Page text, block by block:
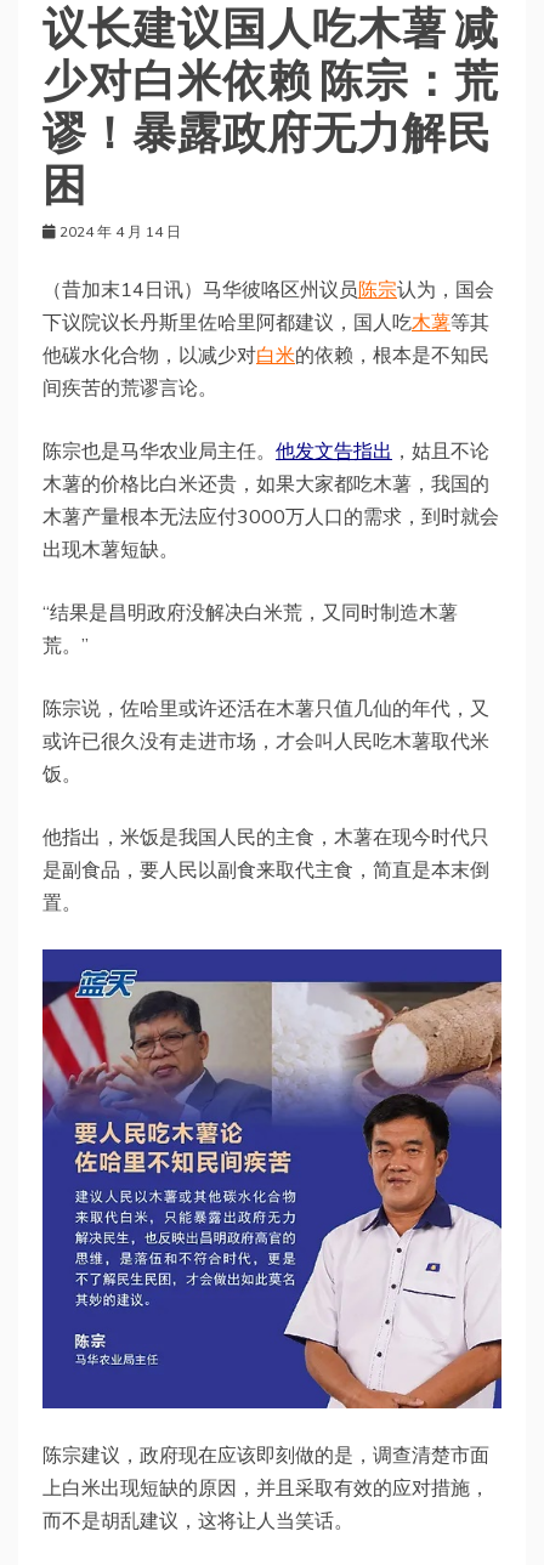
议长建议国人吃木薯 减
少对白米依赖 陈宗：荒
谬！暴露政府无力解民
困
2024 年 4 月 14 日
（昔加末14日讯）马华彼咯区州议员陈宗认为，国会
下议院议长丹斯里佐哈里阿都建议，国人吃木薯等其
他碳水化合物，以减少对白米的依赖，根本是不知民
间疾苦的荒谬言论。
陈宗也是马华农业局主任。 他发文告指出 ，姑且不论
木薯的价格比白米还贵，如果大家都吃木薯，我国的
木薯产量根本无法应付3000万人口的需求，到时就会
出现木薯短缺。
“结果是昌明政府没解决白米荒，又同时制造木薯
荒。”
陈宗说，佐哈里或许还活在木薯只值几仙的年代，又
或许已很久没有走进市场，才会叫人民吃木薯取代米
饭。
他指出，米饭是我国人民的主食，木薯在现今时代只
是副食品，要人民以副食来取代主食，简直是本末倒
置。
陈宗建议，政府现在应该即刻做的是，调查清楚市面
上白米出现短缺的原因，并且采取有效的应对措施，
而不是胡乱建议，这将让人当笑话。